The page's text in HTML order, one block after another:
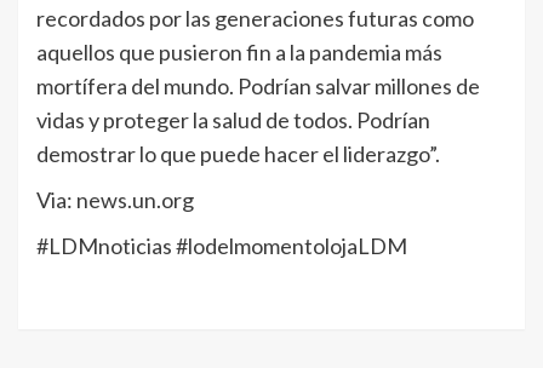
recordados por las generaciones futuras como
aquellos que pusieron fin a la pandemia más
mortífera del mundo. Podrían salvar millones de
vidas y proteger la salud de todos. Podrían
demostrar lo que puede hacer el liderazgo”.
Via: news.un.org
#LDMnoticias #lodelmomentolojaLDM